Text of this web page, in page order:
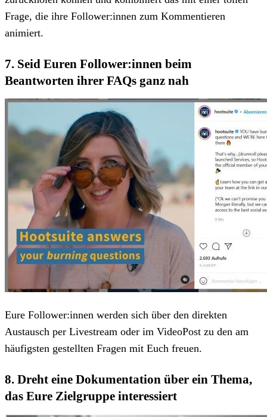
Frage, die ihre Follower:innen zum Kommentieren
animiert.
7. Seid Euren Follower:innen beim
Beantworten ihrer FAQs ganz nah
Eure Follower:innen werden sich über den direkten
Austausch per Livestream oder im VideoPost zu den am
häufigsten gestellten Fragen mit Euch freuen.
8. Dreht eine Dokumentation über ein Thema,
das Eure Zielgruppe interessiert